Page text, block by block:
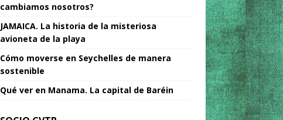
cambiamos nosotros?
JAMAICA. La historia de la misteriosa
avioneta de la playa
Cómo moverse en Seychelles de manera
sostenible
Qué ver en Manama. La capital de Baréin